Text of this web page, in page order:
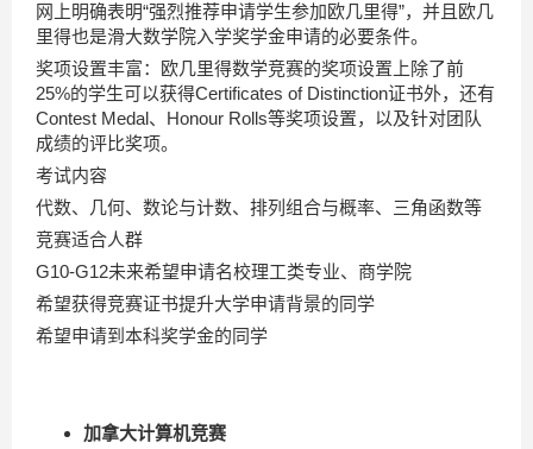
网上明确表明“强烈推荐申请学生参加欧几里得”，并且欧几
里得也是滑大数学院入学奖学金申请的必要条件。
奖项设置丰富：欧几里得数学竞赛的奖项设置上除了前
25%的学生可以获得Certificates of Distinction证书外，还有
Contest Medal、Honour Rolls等奖项设置，以及针对团队
成绩的评比奖项。
考试内容
代数、几何、数论与计数、排列组合与概率、三角函数等
竞赛适合人群
G10-G12未来希望申请名校理工类专业、商学院
希望获得竞赛证书提升大学申请背景的同学
希望申请到本科奖学金的同学
加拿大计算机竞赛